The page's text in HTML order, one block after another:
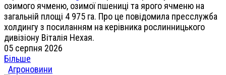
озимого ячменю, озимої пшениці та ярого ячменю на
загальній площі 4 975 га. Про це повідомила пресслужба
холдингу з посиланням на керівника рослинницького
дивізіону Віталія Нехая.
05 серпня 2026
Більше
Агроновини